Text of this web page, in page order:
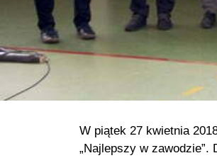
W piątek 27 kwietnia
„Najlepszy w